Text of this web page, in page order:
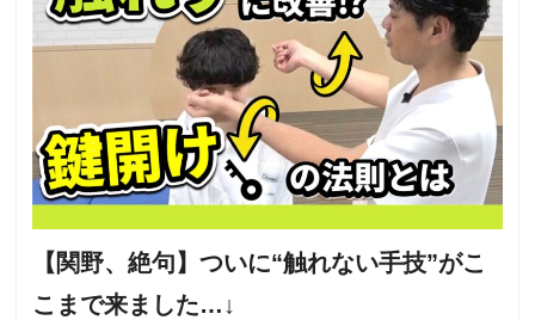
【関野、絶句】ついに“触れない手技”がこ
こまで来ました…↓